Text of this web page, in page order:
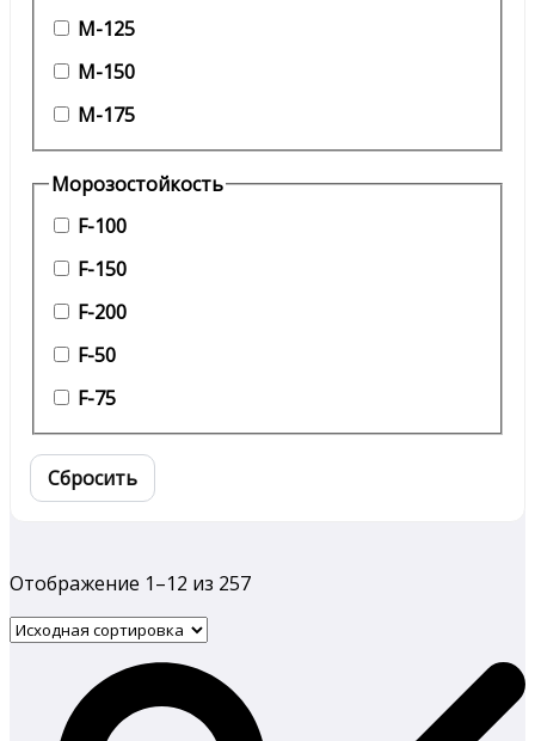
М-125
М-150
М-175
Морозостойкость
F-100
F-150
F-200
F-50
F-75
Сбросить
Отображение 1–12 из 257